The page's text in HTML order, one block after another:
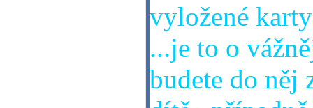
vyložené
...je to o
budete do něj